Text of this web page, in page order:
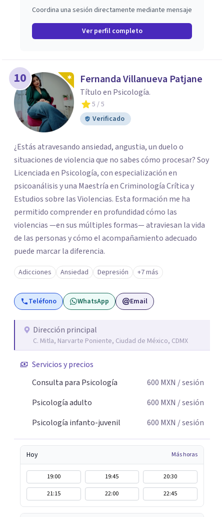
Coordina una sesión directamente mediante mensaje
Ver perfil completo
10 Fernanda Villanueva Patjane
Título en Psicología.
5 / 5
Verificado
¿Estás atravesando ansiedad, angustia, un duelo o
situaciones de violencia que no sabes cómo procesar? Soy
Licenciada en Psicología, con especialización en
psicoanálisis y una Maestría en Criminología Crítica y
Estudios sobre las Violencias. Esta formación me ha
permitido comprender en profundidad cómo las
violencias —en sus múltiples formas— atraviesan la vida
de las personas y cómo el acompañamiento adecuado
puede marcar la diferencia.
Adicciones Ansiedad Depresión +7 más
Teléfono WhatsApp Email
Dirección principal
C. Mitla, Narvarte Poniente, Ciudad de México, CDMX
Servicios y precios
Consulta para Psicología
600 MXN / sesión
Psicología adulto
600 MXN / sesión
Psicología infanto-juvenil
600 MXN / sesión
Hoy Más horas
19:00 19:45
20:30
21:15
22:00 22:45